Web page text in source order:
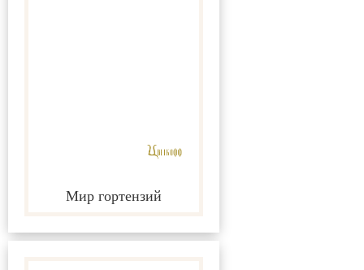
Мир гортензий